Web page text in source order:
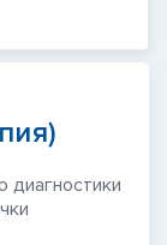
диагностики